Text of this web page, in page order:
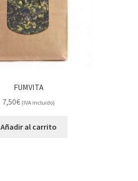
FUMVITA
7,50€ (IVA incluido)
Añadir al carrito